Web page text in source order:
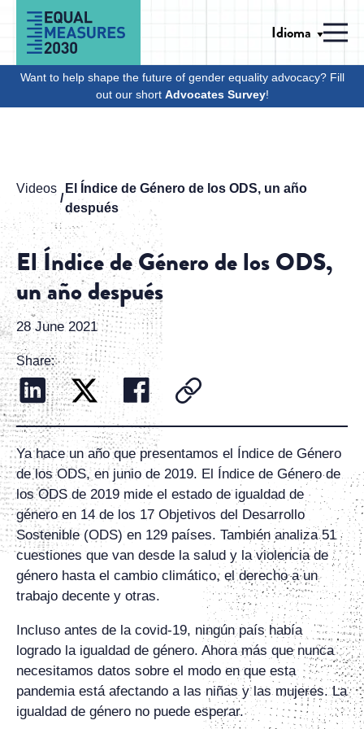
Skip to Content
Idioma
Want to help shape the future of gender equality advocacy? Fill
out our short Advocates Survey!
Videos El Índice de Género de los ODS, un año
después
El Índice de Género de los ODS,
un año después
28 June 2021
Share:
Ya hace un año que presentamos el Índice de Género
de los ODS, en junio de 2019. El Índice de Género de
los ODS de 2019 mide el estado de igualdad de
género en 14 de los 17 Objetivos del Desarrollo
Sostenible (ODS) en 129 países. También analiza 51
cuestiones que van desde la salud y la violencia de
género hasta el cambio climático, el derecho a un
trabajo decente y otras.
Incluso antes de la covid-19, ningún país había
logrado la igualdad de género. Ahora más que nunca
necesitamos datos sobre el modo en que esta
pandemia está afectando a las niñas y las mujeres. La
igualdad de género no puede esperar.